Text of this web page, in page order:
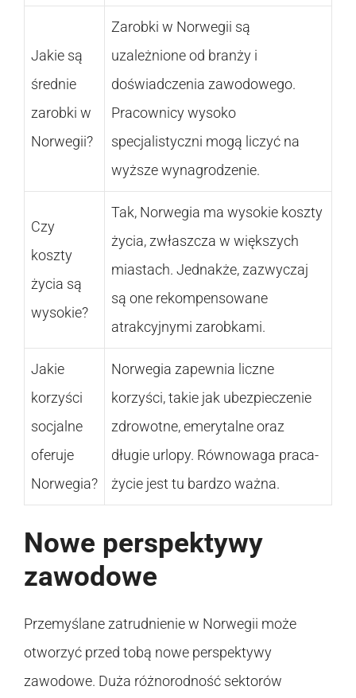
Jakie są
średnie
zarobki w
Norwegii?
Zarobki w Norwegii są
uzależnione od branży i
doświadczenia zawodowego.
Pracownicy wysoko
specjalistyczni mogą liczyć na
wyższe wynagrodzenie.
Czy
koszty
życia są
wysokie?
Tak, Norwegia ma wysokie koszty
życia, zwłaszcza w większych
miastach. Jednakże, zazwyczaj
są one rekompensowane
atrakcyjnymi zarobkami.
Jakie
korzyści
socjalne
oferuje
Norwegia?
Norwegia zapewnia liczne
korzyści, takie jak ubezpieczenie
zdrowotne, emerytalne oraz
długie urlopy. Równowaga praca-
życie jest tu bardzo ważna.
Nowe perspektywy
zawodowe
Przemyślane zatrudnienie w Norwegii może
otworzyć przed tobą nowe perspektywy
zawodowe. Duża różnorodność sektorów